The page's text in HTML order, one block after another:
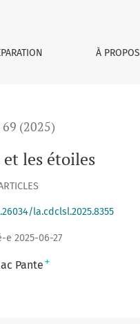
À PROPOS
69 (2025)
les étoiles
la.cdclsl.2025.8355
e 2025-06-27
Pante +